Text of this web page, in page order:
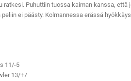
ratkesi. Puhuttiin tuossa kaiman kanssa,
ei päästy. Kolmannessa erässä
11/-5
13/+7